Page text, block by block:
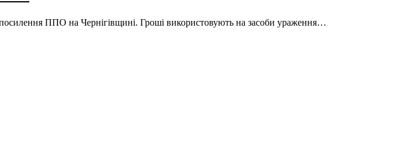
ППО на Чернігівщині. Гроші використовують на засоби ураження…